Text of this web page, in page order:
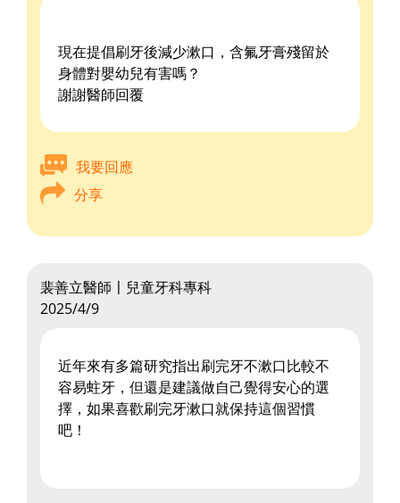
現在提倡刷牙後減少漱口，含氟牙膏殘留於
身體對嬰幼兒有害嗎？
謝謝醫師回覆
我要回應
分享
裴善立醫師〡兒童牙科專科
2025/4/9
近年來有多篇研究指出刷完牙不漱口比較不
容易蛀牙，但還是建議做自己覺得安心的選
擇，如果喜歡刷完牙漱口就保持這個習慣
吧！